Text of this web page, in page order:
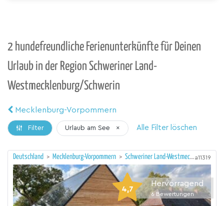
2 hundefreundliche Ferienunterkünfte für Deinen
Urlaub in der Region Schweriner Land-
Westmecklenburg/Schwerin
Mecklenburg-Vorpommern
Filter Urlaub am See × Alle Filter löschen
Deutschland > Mecklenburg-Vorpommern > Schweriner Land-Westmecklenburg/Schwerin a11319
4,7
Hervorragend
6 Bewertungen